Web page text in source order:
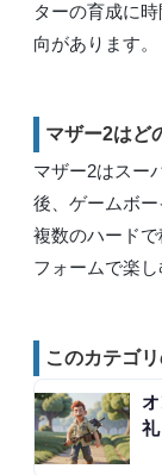
ターの育成に
向があります。
マザー2はど
マザー2はスー
後、ゲームボ
複数のハード
フォームで楽し
このカテゴ
礼